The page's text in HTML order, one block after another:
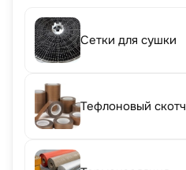
Сетки для сушки
Тефлоновый скотч